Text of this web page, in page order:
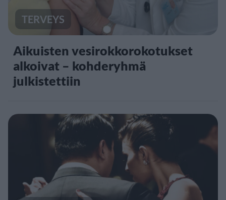
TERVEYS
Aikuisten vesirokkorokotukset
alkoivat – kohderyhmä
julkistettiin